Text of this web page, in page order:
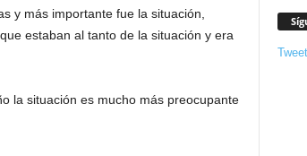
y más importante fue la situación,
estaban al tanto de la situación y era
la situación es mucho más preocupante